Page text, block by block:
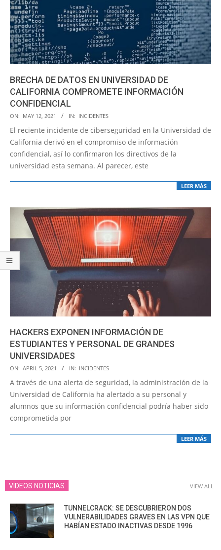
BRECHA DE DATOS EN UNIVERSIDAD DE
CALIFORNIA COMPROMETE INFORMACIÓN
CONFIDENCIAL
2021-
05-
12
ON: MAY 12, 2021 IN: INCIDENTES
El reciente incidente de ciberseguridad en la Universidad de
California derivó en el compromiso de información
confidencial, así lo confirmaron los directivos de la
universidad esta semana. Al parecer, este
LEER MÁS
HACKERS EXPONEN INFORMACIÓN DE
ESTUDIANTES Y PERSONAL DE GRANDES
UNIVERSIDADES
2021-
04-
05
ON: APRIL 5, 2021 IN: INCIDENTES
A través de una alerta de seguridad, la administración de la
Universidad de California ha alertado a su personal y
alumnos que su información confidencial podría haber sido
comprometida por
LEER MÁS
VIDEOS NOTICIAS VIEW ALL
TUNNELCRACK: SE DESCUBRIERON DOS
VULNERABILIDADES GRAVES EN LAS VPN QUE
HABÍAN ESTADO INACTIVAS DESDE 1996